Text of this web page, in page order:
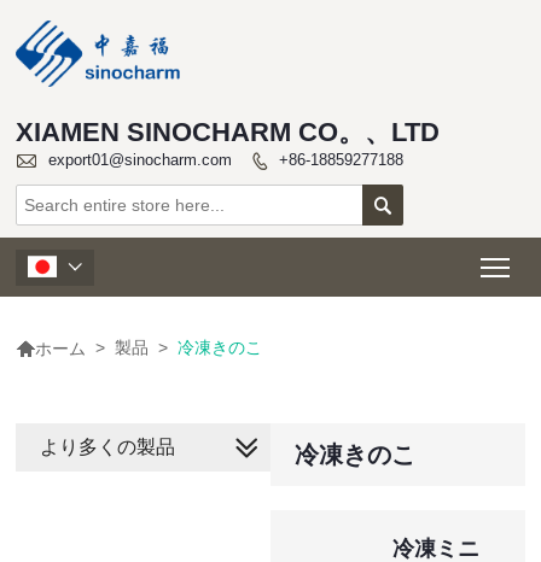
XIAMEN SINOCHARM CO。、LTD
 export01@sinocharm.com  +86-18859277188


ホーム > 製品 > 冷凍きのこ
冷凍きのこ
冷凍ミニ
より多くの製品